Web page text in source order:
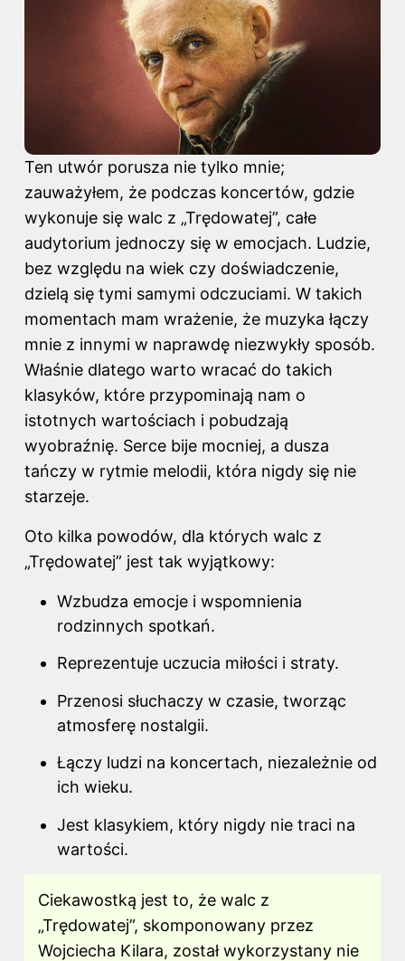
Ten utwór porusza nie tylko mnie;
zauważyłem, że podczas koncertów, gdzie
wykonuje się walc z „Trędowatej”, całe
audytorium jednoczy się w emocjach. Ludzie,
bez względu na wiek czy doświadczenie,
dzielą się tymi samymi odczuciami. W takich
momentach mam wrażenie, że muzyka łączy
mnie z innymi w naprawdę niezwykły sposób.
Właśnie dlatego warto wracać do takich
klasyków, które przypominają nam o
istotnych wartościach i pobudzają
wyobraźnię. Serce bije mocniej, a dusza
tańczy w rytmie melodii, która nigdy się nie
starzeje.
Oto kilka powodów, dla których walc z
„Trędowatej” jest tak wyjątkowy:
Wzbudza emocje i wspomnienia
rodzinnych spotkań.
Reprezentuje uczucia miłości i straty.
Przenosi słuchaczy w czasie, tworząc
atmosferę nostalgii.
Łączy ludzi na koncertach, niezależnie od
ich wieku.
Jest klasykiem, który nigdy nie traci na
wartości.
Ciekawostką jest to, że walc z
„Trędowatej”, skomponowany przez
Wojciecha Kilara, został wykorzystany nie